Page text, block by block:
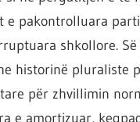
e pakontrolluara
shkollore.
historinë pluraliste
për zhvillimin
e amortizuar,